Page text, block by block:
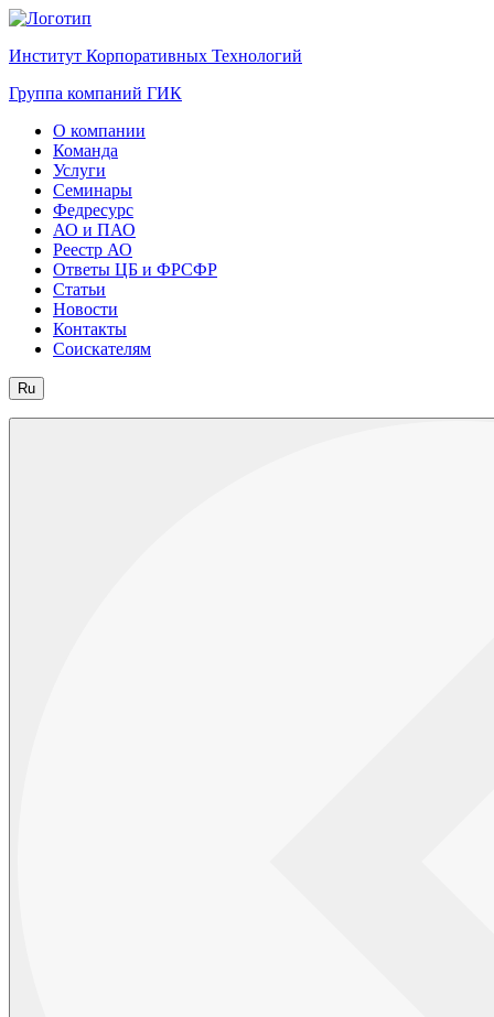
Институт Корпоративных Технологий
Группа компаний ГИК
О компании
Команда
Услуги
Семинары
Федресурс
АО и ПАО
Реестр АО
Ответы ЦБ и ФРСФР
Статьи
Новости
Контакты
Соискателям
Ru